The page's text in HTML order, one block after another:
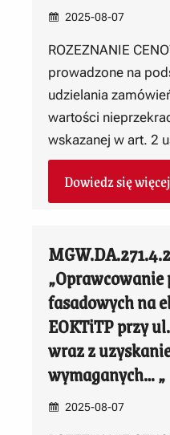
2025-08-07
ROZEZNANIE
prowadzone na
udzielania
wartości
wskazanej w art. 2
Dowiedz się więcej
fasadowych na
EOKTiTP przy
wraz z
wymaganych… „
2025-08-07